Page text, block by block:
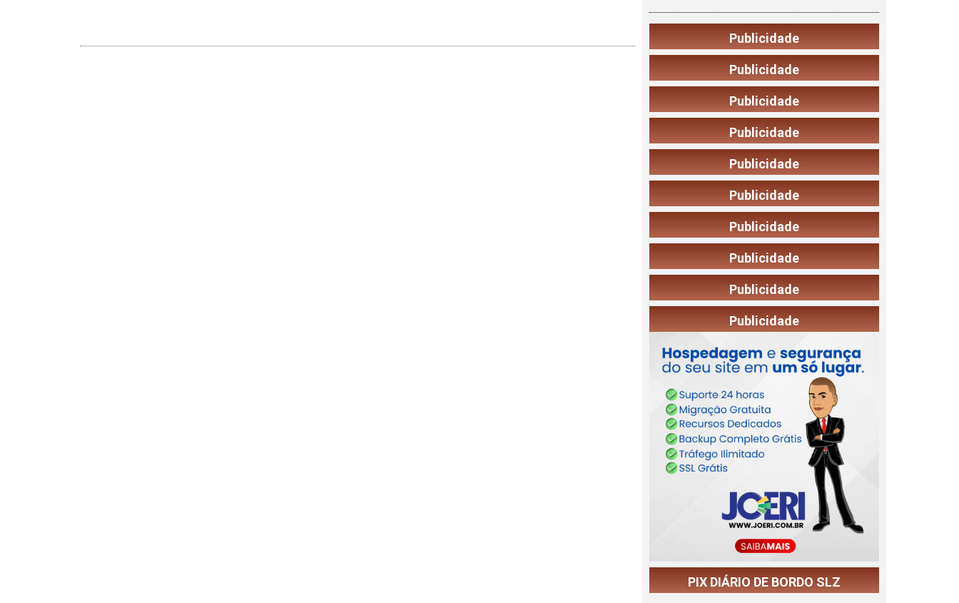
Publicidade
Publicidade
Publicidade
Publicidade
Publicidade
Publicidade
Publicidade
Publicidade
Publicidade
Publicidade
PIX DIÁRIO DE BORDO SLZ